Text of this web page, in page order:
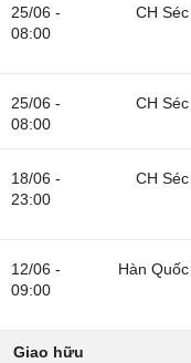
25/06 -
08:00
CH Séc
25/06 -
08:00
CH Séc
18/06 -
23:00
CH Séc
12/06 -
09:00
Hàn Quốc
Giao hữu